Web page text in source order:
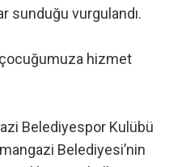
sunduğu vurgulandı.
çocuğumuza hizmet
Belediyespor Kulübü
Belediyesi’nin